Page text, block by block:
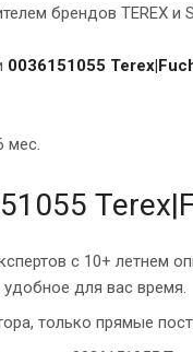
брендов TEREX и
0036151055
мес.
с 10+ летнем
удобное для вас время.
только прямые